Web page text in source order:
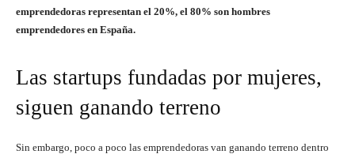
emprendedoras representan el 20%, el 80% son hombres
emprendedores en España.
Las startups fundadas por mujeres,
siguen ganando terreno
Sin embargo, poco a poco las emprendedoras van ganando terreno dentro